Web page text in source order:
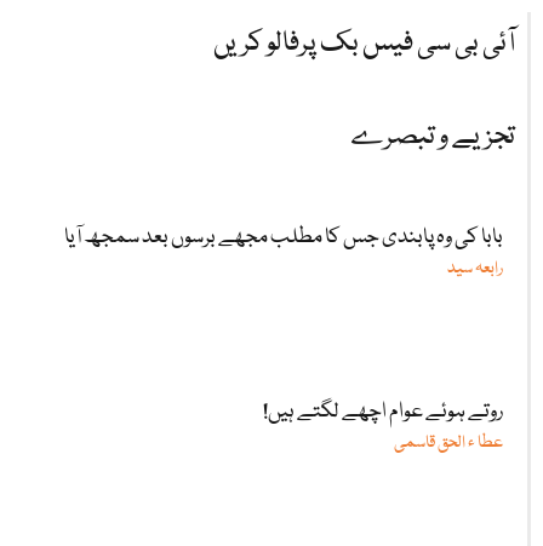
آئی بی سی فیس بک پرفالو کریں
تجزیے و تبصرے
بابا کی وہ پابندی جس کا مطلب مجھے برسوں بعد سمجھ آیا
رابعہ سید
روتے ہوئے عوام اچھے لگتے ہیں!
عطا ء الحق قاسمی